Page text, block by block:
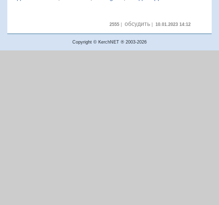
2555| обсудить| 10.01.2023 14:12
Copyright © KerchNET ® 2003-2026